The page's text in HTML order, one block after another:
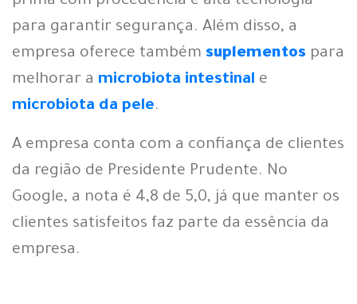
para garantir segurança. Além disso, a
empresa oferece também suplementos para
melhorar a microbiota intestinal e
microbiota da pele.
A empresa conta com a confiança de clientes
da região de Presidente Prudente. No
Google, a nota é 4,8 de 5,0, já que manter os
clientes satisfeitos faz parte da essência da
empresa.